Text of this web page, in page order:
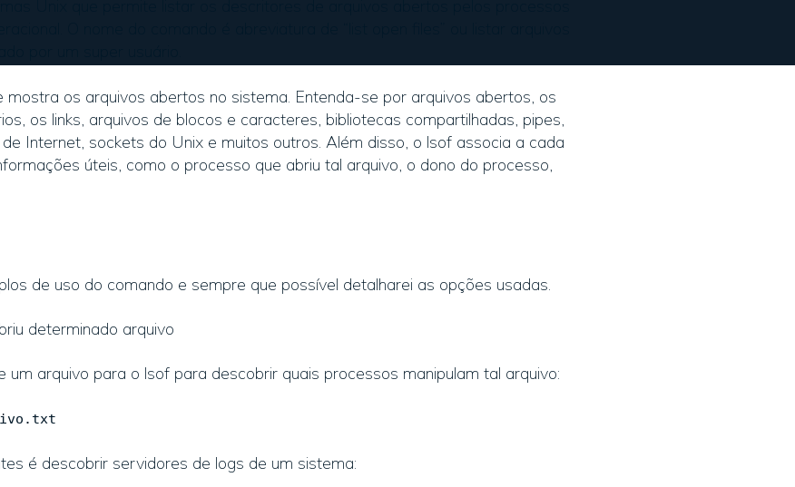
mostra os arquivos abertos no sistema. Entenda-se por arquivos abertos, os
os links, arquivos de blocos e caracteres, bibliotecas compartilhadas, pipes,
Internet, sockets do Unix e muitos outros. Além disso, o lsof associa a cada
úteis, como o processo que abriu tal arquivo, o dono do processo,
de uso do comando e sempre que possível detalharei as opções usadas.
determinado arquivo
arquivo para o lsof para descobrir quais processos manipulam tal arquivo:
é descobrir servidores de logs de um sistema: